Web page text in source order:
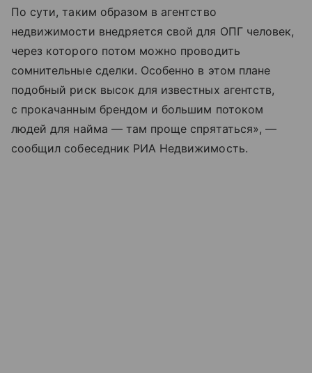
По сути, таким образом в агентство
недвижимости внедряется свой для ОПГ человек,
через которого потом можно проводить
сомнительные сделки. Особенно в этом плане
подобный риск высок для известных агентств,
с прокачанным брендом и большим потоком
людей для найма — там проще спрятаться», —
сообщил собеседник РИА Недвижимость.